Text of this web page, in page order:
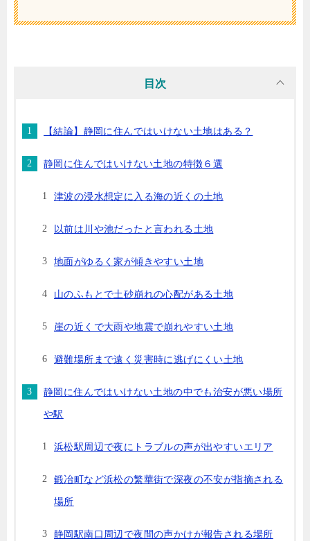
目次
【結論】静岡に住んではいけない土地はある？
静岡に住んではいけない土地の特徴６選
津波の浸水想定に入る海の近くの土地
以前は川や池だったと言われる土地
地面がゆるく家が傾きやすい土地
山のふもとで土砂崩れの心配がある土地
崖の近くで大雨や地震で崩れやすい土地
避難場所まで遠く災害時に逃げにくい土地
静岡に住んではいけない土地の中でも治安が悪い場所
や駅
浜松駅周辺で夜にトラブルの声が出やすいエリア
鍛冶町など浜松の繁華街で深夜の不安が指摘される
場所
静岡駅南口周辺で夜間の声かけが報告される場所